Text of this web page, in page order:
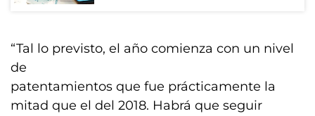
“Tal lo previsto, el año comienza con un nivel
de
patentamientos que fue prácticamente la
mitad que el del 2018. Habrá que seguir